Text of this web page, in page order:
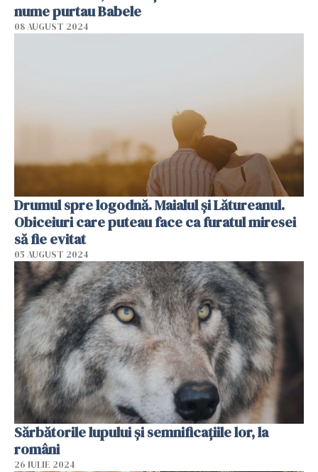
nume purtau Babele
08 AUGUST 2024
Drumul spre logodnă. Maialul și Lătureanul.
Obiceiuri care puteau face ca furatul miresei
să fie evitat
05 AUGUST 2024
Sărbătorile lupului și semnificațiile lor, la
români
26 IULIE 2024